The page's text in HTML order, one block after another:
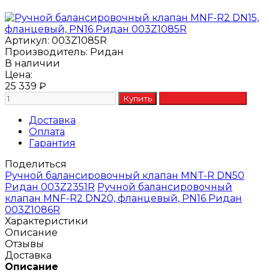
Артикул: 003Z1085R
Производитель: Ридан
В наличии
Цена:
25 339 ₽
Доставка
Оплата
Гарантия
Поделиться
Ручной балансировочный клапан MNT-R DN50
Ридан 003Z2351R Ручной балансировочный
клапан MNF-R2 DN20, фланцевый, PN16 Ридан
003Z1086R
Характеристики
Описание
Отзывы
Доставка
Описание